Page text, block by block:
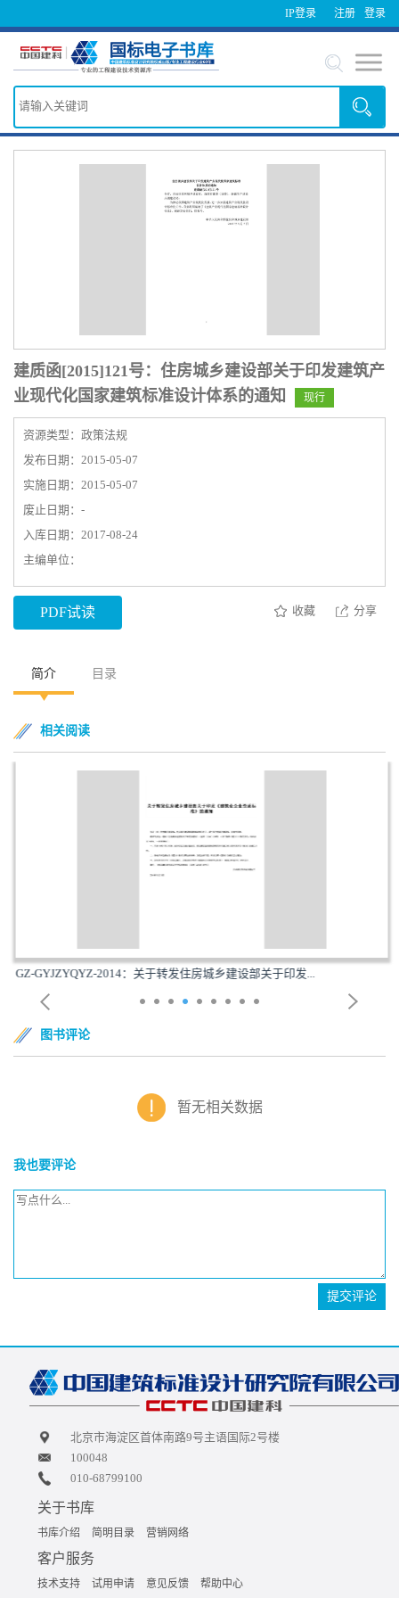
IP登录 登录
注册
建质函[2015]121号：住房城乡建设部关于印发建筑产
业现代化国家建筑标准设计体系的通知
现行
资源类型：政策法规
发布日期：2015-05-07
实施日期：2015-05-07
废止日期：-
入库日期：2017-08-24
主编单位：
PDF试读 收藏 分享
简介 目录
相关阅读
GZ-GYJZYQYZ-2014：关于转发住房城乡建设部关于印发...
图书评论
暂无相关数据
我也要评论
提交评论
北京市海淀区首体南路9号主语国际2号楼
100048
010-68799100
关于书库
书库介绍 简明目录 营销网络
客户服务
技术支持 试用申请 意见反馈 帮助中心